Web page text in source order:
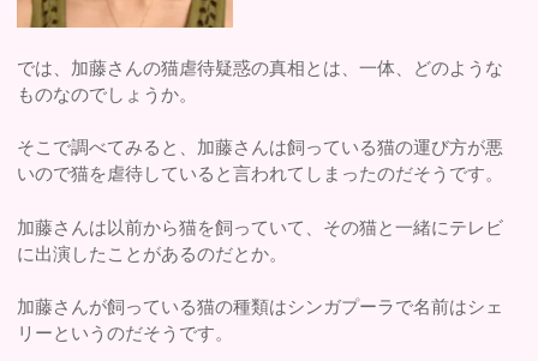
では、加藤さんの猫虐待疑惑の真相とは、一体、どのような
ものなのでしょうか。
そこで調べてみると、加藤さんは飼っている猫の運び方が悪
いので猫を虐待していると言われてしまったのだそうです。
加藤さんは以前から猫を飼っていて、その猫と一緒にテレビ
に出演したことがあるのだとか。
加藤さんが飼っている猫の種類はシンガプーラで名前はシェ
リーというのだそうです。